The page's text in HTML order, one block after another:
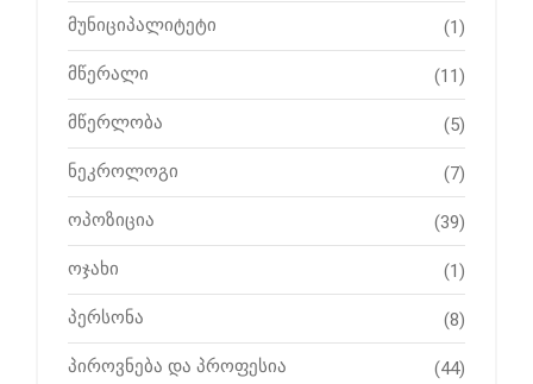
მუნიციპალიტეტი (1)
მწერალი (11)
მწერლობა (5)
ნეკროლოგი (7)
ოპოზიცია (39)
ოჯახი (1)
პერსონა (8)
პიროვნება და პროფესია (44)